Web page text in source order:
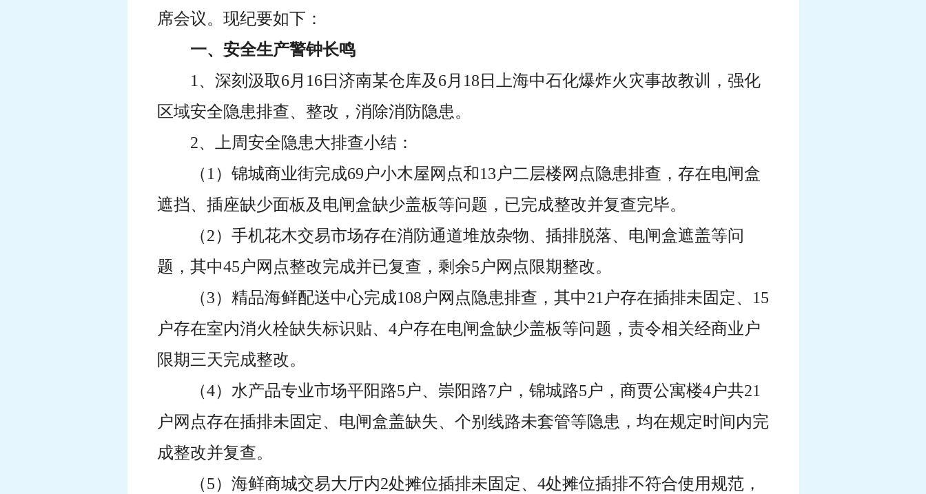
席会议。现纪要如下：
一、安全生产警钟长鸣
1、深刻汲取6月16日济南某仓库及6月18日上海中石化爆炸火灾事故教训，强化
区域安全隐患排查、整改，消除消防隐患。
2、上周安全隐患大排查小结：
（1）锦城商业街完成69户小木屋网点和13户二层楼网点隐患排查，存在电闸盒
遮挡、插座缺少面板及电闸盒缺少盖板等问题，已完成整改并复查完毕。
（2）手机花木交易市场存在消防通道堆放杂物、插排脱落、电闸盒遮盖等问
题，其中45户网点整改完成并已复查，剩余5户网点限期整改。
（3）精品海鲜配送中心完成108户网点隐患排查，其中21户存在插排未固定、15
户存在室内消火栓缺失标识贴、4户存在电闸盒缺少盖板等问题，责令相关经商业户
限期三天完成整改。
（4）水产品专业市场平阳路5户、崇阳路7户，锦城路5户，商贾公寓楼4户共21
户网点存在插排未固定、电闸盒盖缺失、个别线路未套管等隐患，均在规定时间内完
成整改并复查。
（5）海鲜商城交易大厅内2处摊位插排未固定、4处摊位插排不符合使用规范，